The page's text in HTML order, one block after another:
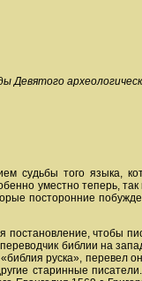
судьбы того языка,
уместно теперь,
посторонние
постановление, чтобы
библии на
руска», перевел
старинные